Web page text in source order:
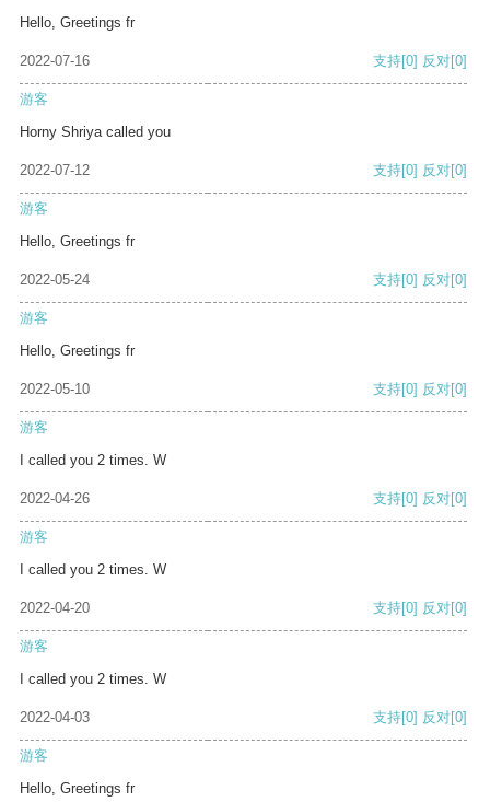
Hello, Greetings fr
2022-07-16 支持[0] 反对[0]
游客
Horny Shriya called you
2022-07-12 支持[0] 反对[0]
游客
Hello, Greetings fr
2022-05-24 支持[0] 反对[0]
游客
Hello, Greetings fr
2022-05-10 支持[0] 反对[0]
游客
I called you 2 times. W
2022-04-26 支持[0] 反对[0]
游客
I called you 2 times. W
2022-04-20 支持[0] 反对[0]
游客
I called you 2 times. W
2022-04-03 支持[0] 反对[0]
游客
Hello, Greetings fr